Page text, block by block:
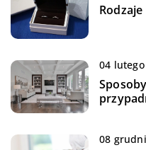
Rodzaje
04
08